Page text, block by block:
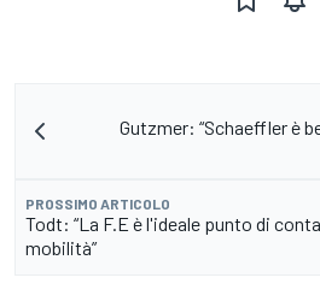
Gutzmer: “Schaeffler è
PROSSIMO ARTICOLO
Todt: “La F.E è l'ideale punto di
mobilità”